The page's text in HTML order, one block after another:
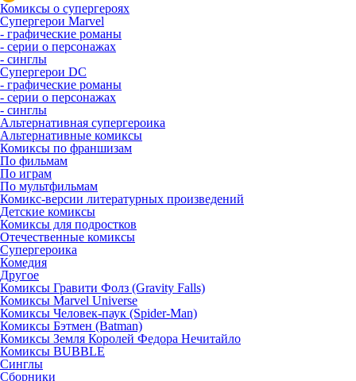
Комиксы о супергероях
Супергерои Marvel
- графические романы
- серии о персонажах
- синглы
Супергерои DC
- графические романы
- серии о персонажах
- синглы
Альтернативная супергероика
Альтернативные комиксы
Комиксы по франшизам
По фильмам
По играм
По мультфильмам
Комикс-версии литературных произведений
Детские комиксы
Комиксы для подростков
Отечественные комиксы
Супергероика
Комедия
Другое
Комиксы Гравити Фолз (Gravity Falls)
Комиксы Marvel Universe
Комиксы Человек-паук (Spider-Man)
Комиксы Бэтмен (Batman)
Комиксы Земля Королей Федора Нечитайло
Комиксы BUBBLE
Синглы
Сборники